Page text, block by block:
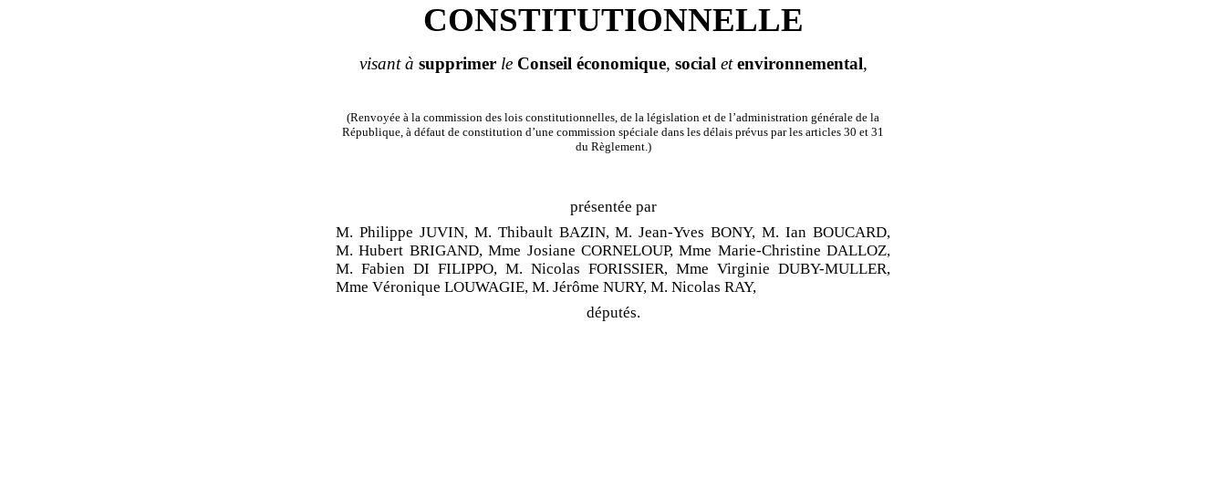
CONSTITUTIONNELLE
visant à supprimerle Conseil économique, social etenvironnemental,
(Renvoyée à la commission des lois constitutionnelles, de la législation et de l’administration générale de la
République, à défaut de constitution d’une commission spéciale dans les délais prévus par les articles 30 et 31
du Règlement.)
présentée par
M. Philippe JUVIN, M. Thibault BAZIN, M. Jean-Yves BONY, M. Ian BOUCARD,
M. Hubert BRIGAND, Mme Josiane CORNELOUP, Mme Marie-Christine DALLOZ,
M. Fabien DI FILIPPO, M. Nicolas FORISSIER, Mme Virginie DUBY-MULLER,
Mme Véronique LOUWAGIE, M. Jérôme NURY, M. Nicolas RAY,
députés.